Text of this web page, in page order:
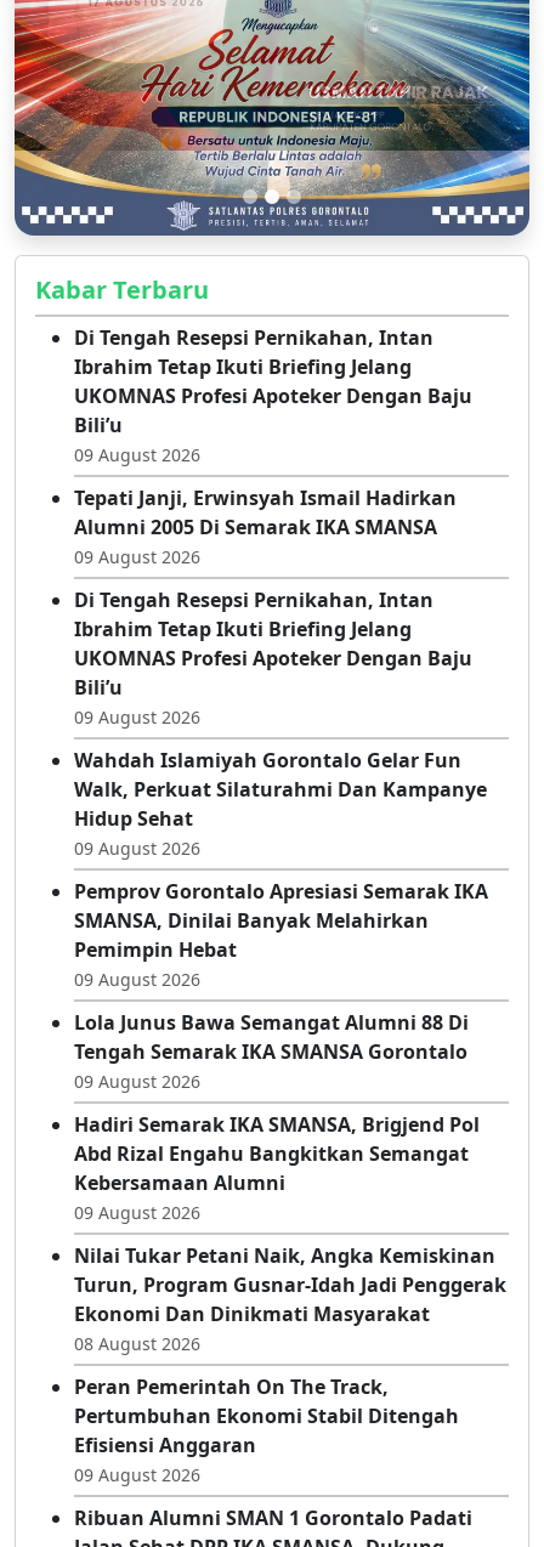
Kabar Terbaru
Di Tengah Resepsi Pernikahan, Intan
Ibrahim Tetap Ikuti Briefing Jelang
UKOMNAS Profesi Apoteker Dengan Baju
Bili’u
09 August 2026
Tepati Janji, Erwinsyah Ismail Hadirkan
Alumni 2005 Di Semarak IKA SMANSA
09 August 2026
Di Tengah Resepsi Pernikahan, Intan
Ibrahim Tetap Ikuti Briefing Jelang
UKOMNAS Profesi Apoteker Dengan Baju
Bili’u
09 August 2026
Wahdah Islamiyah Gorontalo Gelar Fun
Walk, Perkuat Silaturahmi Dan Kampanye
Hidup Sehat
09 August 2026
Pemprov Gorontalo Apresiasi Semarak IKA
SMANSA, Dinilai Banyak Melahirkan
Pemimpin Hebat
09 August 2026
Lola Junus Bawa Semangat Alumni 88 Di
Tengah Semarak IKA SMANSA Gorontalo
09 August 2026
Hadiri Semarak IKA SMANSA, Brigjend Pol
Abd Rizal Engahu Bangkitkan Semangat
Kebersamaan Alumni
09 August 2026
Nilai Tukar Petani Naik, Angka Kemiskinan
Turun, Program Gusnar-Idah Jadi Penggerak
Ekonomi Dan Dinikmati Masyarakat
08 August 2026
Peran Pemerintah On The Track,
Pertumbuhan Ekonomi Stabil Ditengah
Efisiensi Anggaran
09 August 2026
Ribuan Alumni SMAN 1 Gorontalo Padati